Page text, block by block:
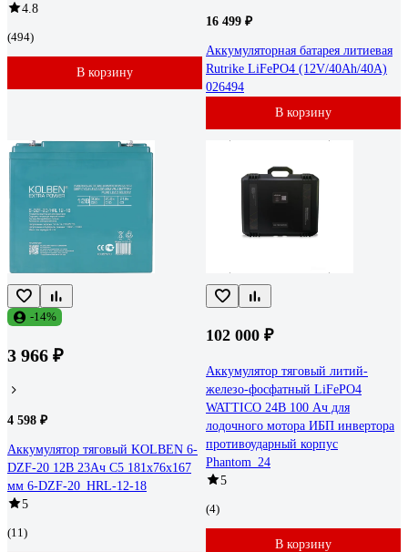
4.8
(494)
В корзину
16 499 ₽
Аккумуляторная батарея литиевая
Rutrike LiFePO4 (12V/40Ah/40A)
026494
В корзину
-14%
3 966 ₽
4 598 ₽
Аккумулятор тяговый KOLBEN 6-
DZF-20 12В 23Ач C5 181x76x167
мм 6-DZF-20_HRL-12-18
5
(11)
102 000 ₽
Аккумулятор тяговый литий-
железо-фосфатный LiFePO4
WATTICO 24В 100 Ач для
лодочного мотора ИБП инвертора
противоударный корпус
Phantom_24
5
(4)
В корзину